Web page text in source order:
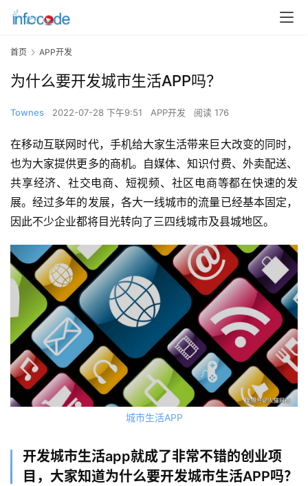
首页 APP开发
为什么要开发城市生活APP吗？
Townes 2022-07-28 下午9:51 APP开发 阅读 176
在移动互联网时代，手机给大家生活带来巨大改变的同时，
也为大家提供更多的商机。自媒体、知识付费、外卖配送、
共享经济、社交电商、短视频、社区电商等都在快速的发
展。经过多年的发展，各大一线城市的流量已经基本固定，
因此不少企业都将目光转向了三四线城市及县城地区。
城市生活APP
开发城市生活app就成了非常不错的创业项
目，大家知道为什么要开发城市生活APP吗？